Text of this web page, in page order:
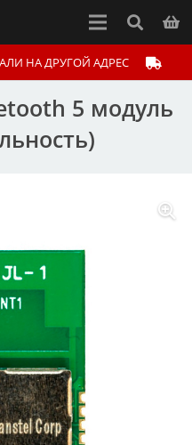
НА ДРУГОЙ АДРЕС
5 модуль